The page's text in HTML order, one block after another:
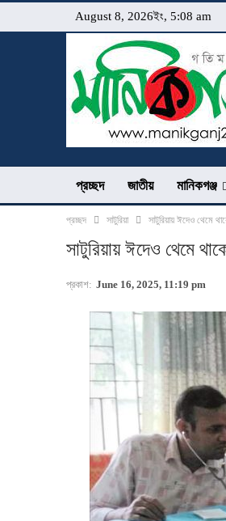
August 8, 2026ইং, 5:08 am
প্রচ্ছদ জাতীয় মানিকগঞ্জ
প্রচ্ছদ সাটুরিয়া সাটুরিয়ায় ঈদেও থেমে
সাটুরিয়ায় ঈদেও থেমে
প্রকাশ: June 16, 2025, 11:19 pm